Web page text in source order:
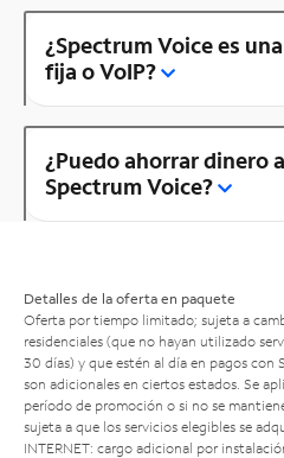
¿Spectrum Voice es
fija o VoIP?
¿Puedo ahorrar dinero
Spectrum Voice?
Detalles de la oferta en paquete
Oferta por tiempo limitado; sujeta a
residenciales (que no hayan utilizado
30 días) y que estén al día en pagos con
son adicionales en ciertos estados. Se
período de promoción o si no se
sujeta a que los servicios elegibles se
INTERNET: cargo adicional por